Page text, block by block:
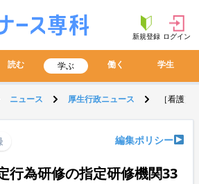
新規登録 ログイン
読む 学ぶ 働く 学生
ニュース 厚生行政ニュース ［看護
編集ポリシー
行為研修の指定研修機関33